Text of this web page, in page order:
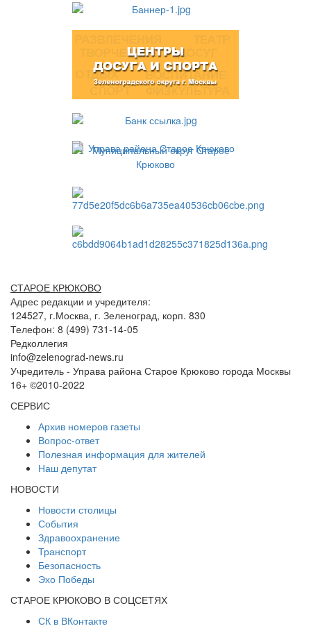
СТАРОЕ КРЮКОВО
Адрес редакции и учредителя:
124527, г.Москва, г. Зеленоград, корп. 830
Телефон: 8 (499) 731-14-05
Редколлегия
info@zelenograd-news.ru
Учредитель - Управа района Старое Крюково города Москвы
16+ ©2010-2022
СЕРВИС
Архив номеров газеты
Вопрос-ответ
Полезная информация для жителей
Наш депутат
НОВОСТИ
Новости столицы
События
Здравоохранение
Транспорт
Безопасность
Эхо Победы
СТАРОЕ КРЮКОВО В СОЦСЕТЯХ
СК в ВКонтакте